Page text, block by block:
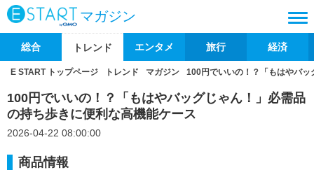
マガジン
総合 トレンド エンタメ 旅行 経済
E START トップページ トレンド マガジン 100円でいいの！？「もはやバ
100円でいいの！？「もはやバッグじゃん！」必需品
の持ち歩きに便利な高機能ケース
2026-04-22 08:00:00
商品情報